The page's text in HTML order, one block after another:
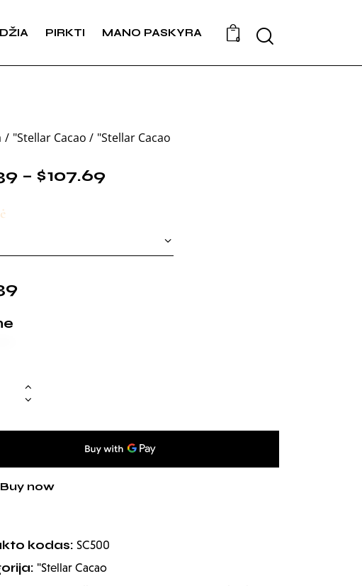
PIRKTI MANO PASKYRA
0
"Stellar Cacao "Stellar Cacao
– $107.69
Buy now
kodas: SC500
"Stellar Cacao